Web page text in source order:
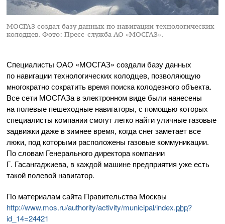
МОСГАЗ создал базу данных по навигации технологических
колодцев. Фото: Пресс-служба АО «МОСГАЗ».
Специалисты ОАО «МОСГАЗ» создали базу данных
по навигации технологических колодцев, позволяющую
многократно сократить время поиска колодезного объекта.
Все сети МОСГАЗа в электронном виде были нанесены
на полевые пешеходные навигаторы, с помощью которых
специалисты компании смогут легко найти уличные газовые
задвижки даже в зимнее время, когда снег заметает все
люки, под которыми расположены газовые коммуникации.
По словам Генерального директора компании
Г. Гасангаджиева, в каждой машине предприятия уже есть
такой полевой навигатор.
По материалам сайта Правительства Москвы
http://www.mos.ru/authority/activity/municipal/index.php?
id_14=24421